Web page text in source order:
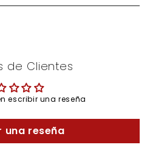
de Clientes
escribir una reseña
una reseña